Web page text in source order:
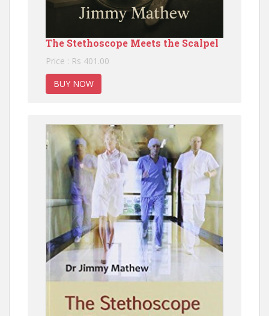
The Stethoscope Meets the Scalpel
Price : Rs 401.00
BUY NOW